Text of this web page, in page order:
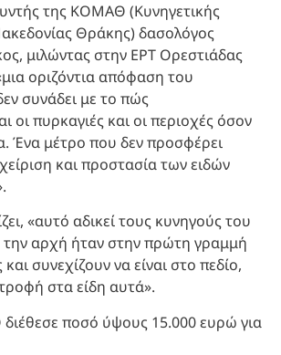
της ΚΟΜΑΘ (Κυνηγετικής
Θράκης) δασολόγος
μιλώντας στην ΕΡΤ Ορεστιάδας
οριζόντια απόφαση του
συνάδει με το πώς
οι πυρκαγιές και οι περιοχές όσον
Ένα μέτρο που δεν προσφέρει
και προστασία των ειδών
«αυτό αδικεί τους κυνηγούς του
αρχή ήταν στην πρώτη γραμμή
συνεχίζουν να είναι στο πεδίο,
στα είδη αυτά».
ποσό ύψους 15.000 ευρώ για